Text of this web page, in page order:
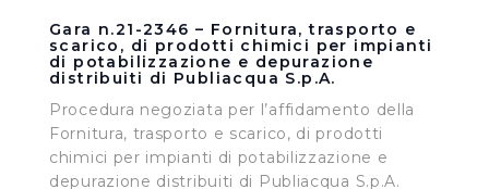
singoli cookie desiderati e le terze parti destinatarie
della condivisione di informazioni sopra indicata.
Cliccando su "Rifiuta" o sulla "X" posizionata in alto a
destra in questo banner l’Utente rifiuta tutti i cookie con
la sola eccezione dei cookie tecnici. La chiusura del
Gara n.21-2346 – Fornitura, trasporto e
scarico, di prodotti chimici per impianti
di potabilizzazione e depurazione
distribuiti di Publiacqua S.p.A.
Procedura negoziata per l’affidamento della
Fornitura, trasporto e scarico, di prodotti
chimici per impianti di potabilizzazione e
depurazione distribuiti di Publiacqua S.p.A.